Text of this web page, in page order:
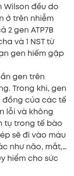
đều do
ở trên nhiễm
2 gen ATP7B
và 1 NST từ
gen hiếm gặp
gen trên
Trong khi, gen
đồng của các tế
lỗi và không
tụ trong tế bào
sẽ đi vào máu
như não, mắt,…
hiểm cho sức